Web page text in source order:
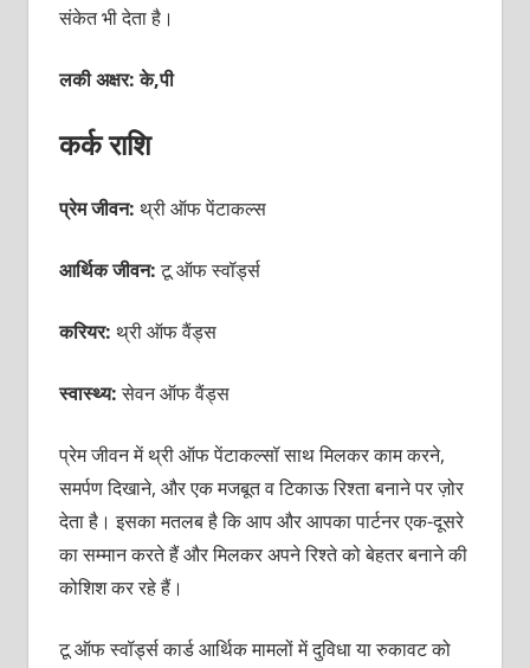
संकेत भी देता है।
लकी अक्षर: के,पी
कर्क राशि
प्रेम जीवन: थ्री ऑफ पेंटाकल्स
आर्थिक जीवन:टू ऑफ स्वॉर्ड्स
करियर: थ्री ऑफवैंड्स
स्वास्थ्य:सेवन ऑफ वैंड्स
प्रेम जीवन में थ्री ऑफ पेंटाकल्सॉ साथ मिलकर काम करने,
समर्पण दिखाने, और एक मजबूत व टिकाऊ रिश्ता बनाने पर ज़ोर
देता है। इसका मतलब है कि आप और आपका पार्टनर एक-दूसरे
का सम्मान करते हैं और मिलकर अपने रिश्ते को बेहतर बनाने की
कोशिश कर रहे हैं।
टू ऑफ स्वॉर्ड्स कार्ड आर्थिक मामलों में दुविधा या रुकावट को